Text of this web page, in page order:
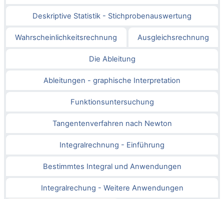
Deskriptive Statistik - Stichprobenauswertung
Wahrscheinlichkeitsrechnung Ausgleichsrechnung
Die Ableitung
Ableitungen - graphische Interpretation
Funktionsuntersuchung
Tangentenverfahren nach Newton
Integralrechnung - Einführung
Bestimmtes Integral und Anwendungen
Integralrechung - Weitere Anwendungen